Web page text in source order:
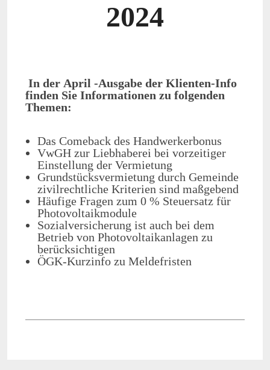
2024
In der April -Ausgabe der Klienten-Info
finden Sie Informationen zu folgenden
Themen:
Das Comeback des Handwerkerbonus
VwGH zur Liebhaberei bei vorzeitiger
Einstellung der Vermietung
Grundstücksvermietung durch Gemeinde
zivilrechtliche Kriterien sind maßgebend
Häufige Fragen zum 0 % Steuersatz für
Photovoltaikmodule
Sozialversicherung ist auch bei dem
Betrieb von Photovoltaikanlagen zu
berücksichtigen
ÖGK-Kurzinfo zu Meldefristen